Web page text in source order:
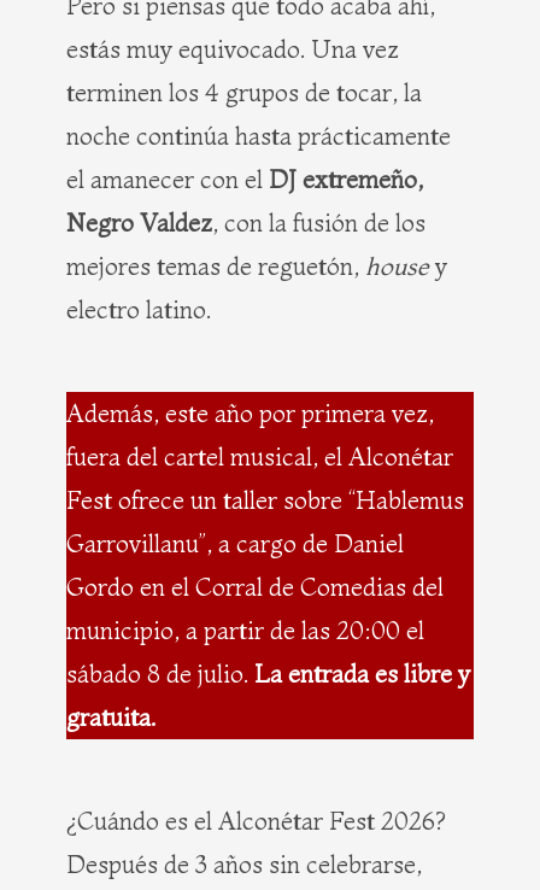
estás muy equivocado. Una vez
terminen los 4 grupos de tocar, la
noche continúa hasta prácticamente
el amanecer con el DJ extremeño,
Negro Valdez, con la fusión de los
mejores temas de reguetón, housey
electro latino.
Además, este año por primera vez,
fuera del cartel musical, el Alconétar
Fest ofrece un taller sobre “Hablemus
Garrovillanu”, a cargo de Daniel
Gordo en el Corral de Comedias del
municipio, a partir de las 20:00 el
sábado 8 de julio. La entrada es libre y
gratuita.
¿Cuándo es el Alconétar Fest 2026?
Después de 3 años sin celebrarse,